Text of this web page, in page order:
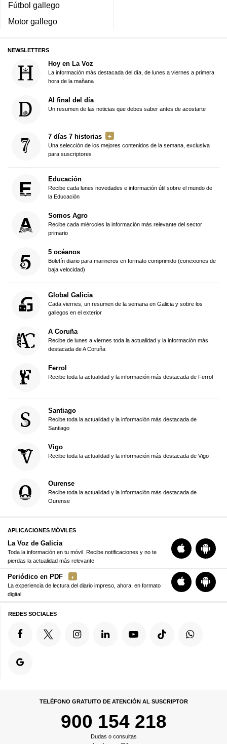
Fútbol gallego
Motor gallego
NEWSLETTERS
Hoy en La Voz
La información más destacada del día, de lunes a viernes a primera
hora de la mañana
Al final del día
Un resumen de las noticias que debes saber antes de acostarte
7 días 7 historias
Una selección de los mejores contenidos de la semana, exclusiva
para suscriptores
Educación
Recibe cada lunes novedades e información útil sobre el mundo de
la Educación
Somos Agro
Recibe cada miércoles la información más relevante del sector
primario
5 océanos
Boletín diario para marineros en formato comprimido (conexiones de
baja velocidad)
Global Galicia
Cada viernes, un resumen de la semana en Galicia y sobre los
gallegos en el exterior
A Coruña
Recibe de lunes a viernes toda la actualidad y la información más
destacada de A Coruña
Ferrol
Recibe toda la actualidad y la información más destacada de Ferrol
Santiago
Recibe toda la actualidad y la información más destacada de
Santiago
Vigo
Recibe toda la actualidad y la información más destacada de Vigo
Ourense
Recibe toda la actualidad y la información más destacada de
Ourense
APLICACIONES MÓVILES
La Voz de Galicia
Toda la información en tu móvil. Recibe notificaciones y no te
pierdas la actualidad más relevante
Periódico en PDF
La experiencia de lectura del diario impreso, ahora, en formato
digital
REDES SOCIALES
TELÉFONO GRATUITO DE ATENCIÓN AL SUSCRIPTOR
900 154 218
Dudas o consultas